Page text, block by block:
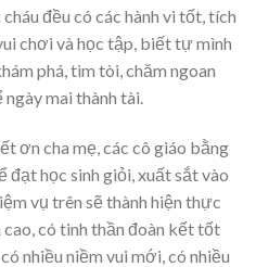
đều có các hành vi tốt, tích
chơi và học tập, biết tự mình
phá, tìm tòi, chăm ngoan
mai thành tài.
ơn cha mẹ, các cô giáo bằng
đạt học sinh giỏi, xuất sắt vào
vụ trên sẽ thành hiện thực
có tinh thần đoàn kết tốt
nhiều niềm vui mới, có nhiều